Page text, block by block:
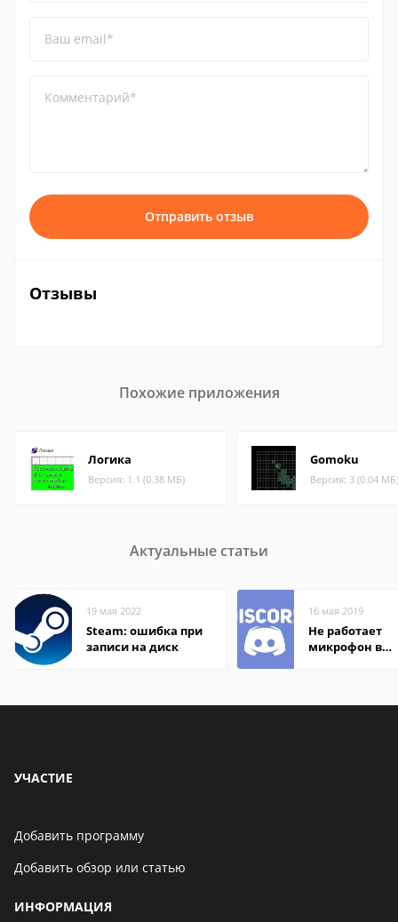
Ваш email*
Комментарий*
Отправить отзыв
Отзывы
Похожие приложения
Логика
Версия: 1.1 (0.38 МБ)
Gomoku
Версия: 3 (0.04 МБ)
Актуальные статьи
19 мая 2022
Steam: ошибка при
записи на диск
16 мая 2019
Не работает
микрофон в
УЧАСТИЕ
Добавить программу
Добавить обзор или статью
ИНФОРМАЦИЯ